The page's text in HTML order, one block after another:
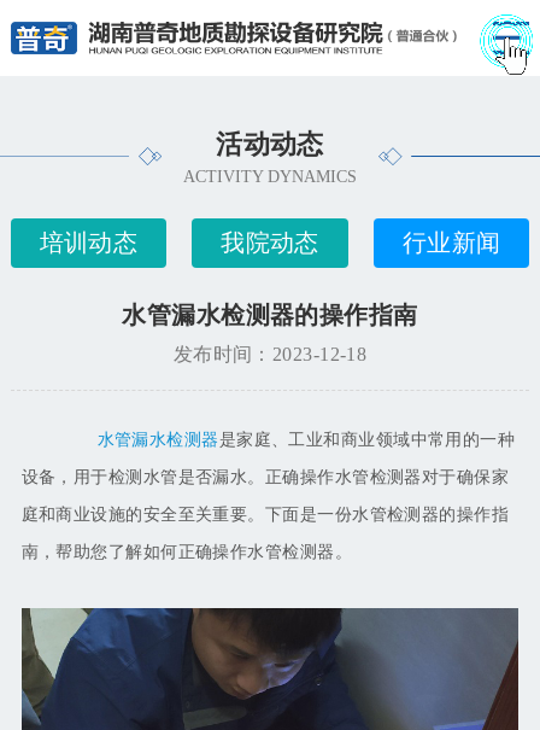
活动动态
ACTIVITY DYNAMICS
培训动态 我院动态 行业新闻
水管漏水检测器的操作指南
发布时间：2023-12-18
水管漏水检测器是家庭、工业和商业领域中常用的一种
设备，用于检测水管是否漏水。正确操作水管检测器对于确保家
庭和商业设施的安全至关重要。下面是一份水管检测器的操作指
南，帮助您了解如何正确操作水管检测器。